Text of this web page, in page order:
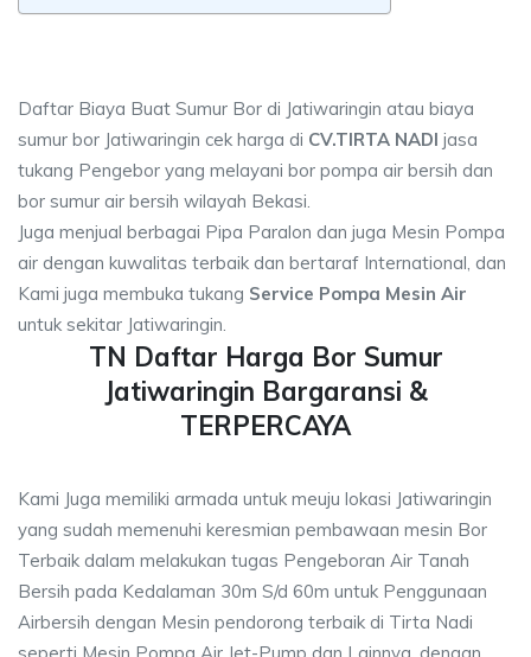
Daftar Biaya Buat Sumur Bor di Jatiwaringin atau biaya
sumur bor Jatiwaringin cek harga di CV.TIRTA NADI jasa
tukang Pengebor yang melayani bor pompa air bersih dan
bor sumur air bersih wilayah Bekasi.
Juga menjual berbagai Pipa Paralon dan juga Mesin Pompa
air dengan kuwalitas terbaik dan bertaraf International, dan
Kami juga membuka tukang Service Pompa Mesin Air
untuk sekitar Jatiwaringin.
TN Daftar Harga Bor Sumur
Jatiwaringin Bargaransi &
TERPERCAYA
Kami Juga memiliki armada untuk meuju lokasi Jatiwaringin
yang sudah memenuhi keresmian pembawaan mesin Bor
Terbaik dalam melakukan tugas Pengeboran Air Tanah
Bersih pada Kedalaman 30m S/d 60m untuk Penggunaan
Airbersih dengan Mesin pendorong terbaik di Tirta Nadi